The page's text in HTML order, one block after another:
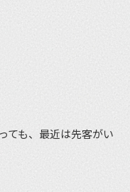
ても、最近は先客がい